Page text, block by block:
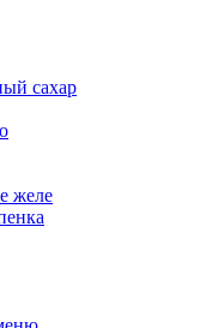
сахар
желе